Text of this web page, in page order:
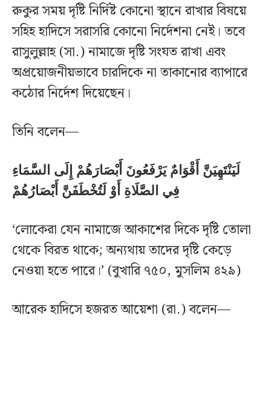
রুকুর সময় দৃষ্টি নির্দিষ্ট কোনো স্থানে রাখার বিষয়ে
সহিহ হাদিসে সরাসরি কোনো নির্দেশনা নেই। তবে
রাসুলুল্লাহ (সা.) নামাজে দৃষ্টি সংযত রাখা এবং
অপ্রয়োজনীয়ভাবে চারদিকে না তাকানোর ব্যাপারে
কঠোর নির্দেশ দিয়েছেন।
তিনি বলেন—
لَيَنْتَهِيَنَّ أَقْوَامٌ يَرْفَعُونَ أَبْصَارَهُمْ إِلَى السَّمَاءِ
فِي الصَّلَاةِ أَوْ لَتُخْطَفَنَّ أَبْصَارُهُمْ
‘লোকেরা যেন নামাজে আকাশের দিকে দৃষ্টি তোলা
থেকে বিরত থাকে; অন্যথায় তাদের দৃষ্টি কেড়ে
নেওয়া হতে পারে।’ (বুখারি ৭৫০, মুসলিম ৪২৯)
আরেক হাদিসে হজরত আয়েশা (রা.) বলেন—